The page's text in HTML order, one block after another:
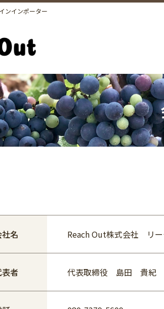
ンインポーター
社名 Reach Out株式会社 リー
者 代表取締役 島田 貴紀